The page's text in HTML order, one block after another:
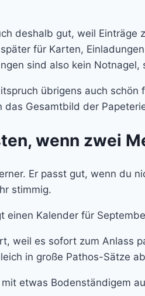
deshalb gut, weil
für Karten,
sind also kein
übrigens auch
Gesamtbild der
wenn zwei
Er passt gut, wenn du
stimmig.
weil es sofort zum
in große Pathos-Sätze
etwas Bodenständigem